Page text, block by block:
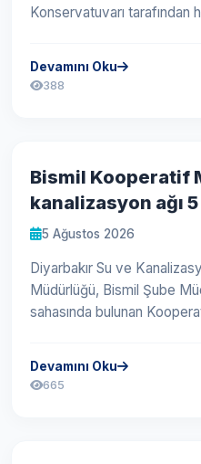
Konservatuvarı
Devamını Oku
388
Bismil Kooperatif
kanalizasyon ağı
genişletildi
5 Ağustos 2026
Diyarbakır Su ve
Müdürlüğü, Bismil Şube
sahasında bulunan
Devamını Oku
665